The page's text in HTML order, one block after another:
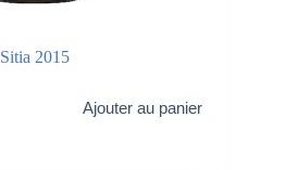
Sitia 2015
Ajouter au panier